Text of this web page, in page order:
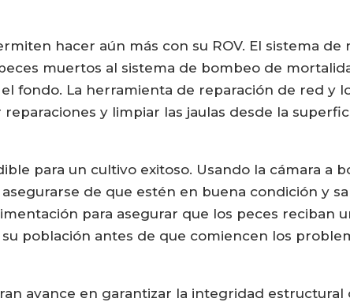
hacer aún más con su ROV. El sistema
muertos al sistema de bombeo de
fondo. La herramienta de reparación de red y
y limpiar las jaulas desde la
para un cultivo exitoso. Usando la cámara a
de que estén en buena condición y
para asegurar que los peces reciban
población antes de que comiencen los
avance en garantizar la integridad estructural